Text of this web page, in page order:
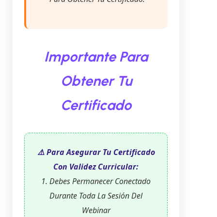
Importante Para
Obtener Tu
Certificado
⚠️ Para Asegurar Tu Certificado
Con Validez Curricular:
1. Debes Permanecer Conectado
Durante Toda La Sesión Del
Webinar